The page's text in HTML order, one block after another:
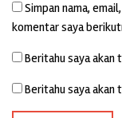
Simpan nama,
komentar saya
Beritahu saya akan
Beritahu saya akan